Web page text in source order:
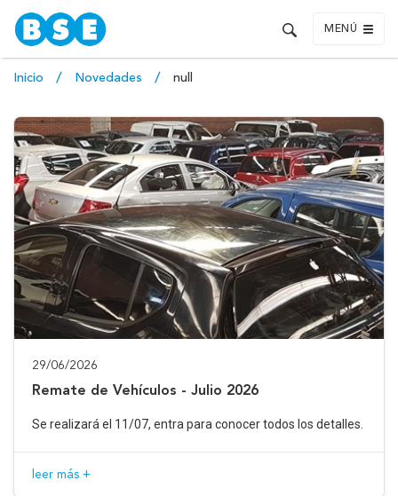
MENÚ
Inicio Novedades null
29/06/2026
Remate de Vehículos - Julio 2026
Se realizará el 11/07, entra para conocer todos los detalles.
leer más +